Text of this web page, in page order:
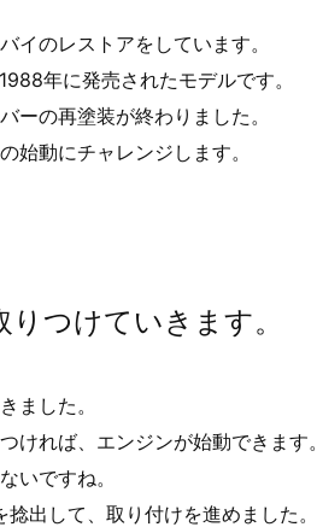
イのレストアをしています。
年に発売されたモデルです。
ーの再塗装が終わりました。
始動にチャレンジします。
つけていきます。
ました。
ければ、エンジンが始動できます。
いですね。
出して、取り付けを進めました。